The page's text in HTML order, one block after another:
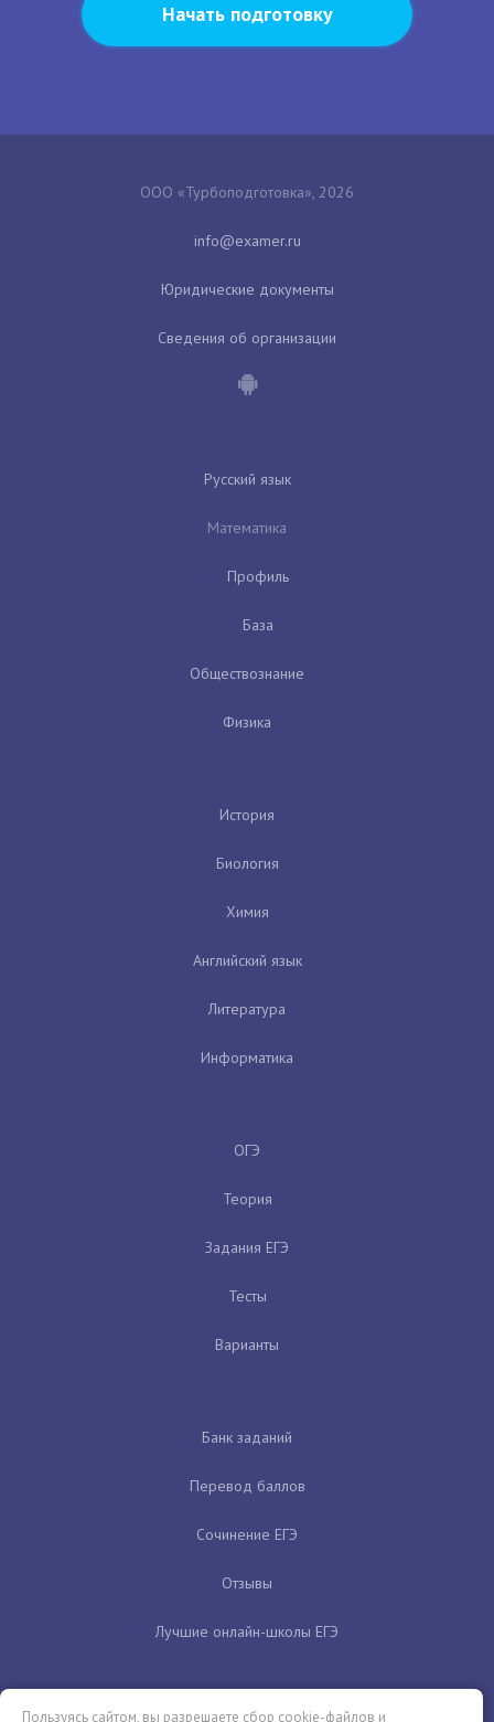
Начать подготовку
ООО «Турбоподготовка», 2026
Юридические документы
Сведения об организации
Русский язык
Математика
Профиль
База
Обществознание
Физика
История
Биология
Химия
Английский язык
Литература
Информатика
ОГЭ
Теория
Задания ЕГЭ
Тесты
Варианты
Банк заданий
Перевод баллов
Сочинение ЕГЭ
Отзывы
Лучшие онлайн-школы ЕГЭ
Пользуясь сайтом, вы разрешаете сбор cookie-файлов и